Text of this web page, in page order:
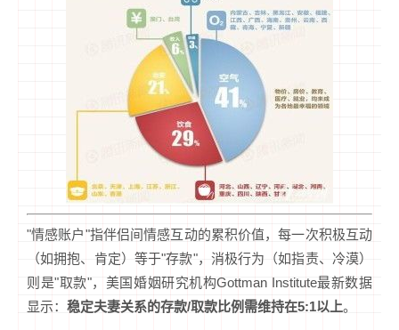
"情感账户"指伴侣间情感互动的累积价值，每一次积极互动
（如拥抱、肯定）等于"存款"，消极行为（如指责、冷漠）
则是"取款"，美国婚姻研究机构Gottman Institute最新数据
显示： 稳定夫妻关系的存款/取款比例需维持在5:1以上。